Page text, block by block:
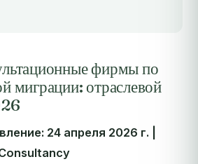
фирмы по
миграции: отраслевой
24 апреля 2026 г. |